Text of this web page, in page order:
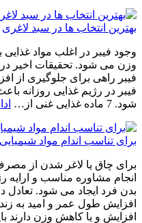
بهترین انتخاب ها در سبد لاغری
وجود فیبر در اغلب مواد
وزن می شود. تحقیقات اخیر
شود. 7 ماده غذایی غنی از…
برای تناسب اندام مواد
برای چاق یا لاغر شدن از
انجام مشاوره مناسب و ارایه
بدن فرد ایجاد می شود. تعادل
افزایش طول عمر و امید به
افزایش و یا کاهش وزن دارند